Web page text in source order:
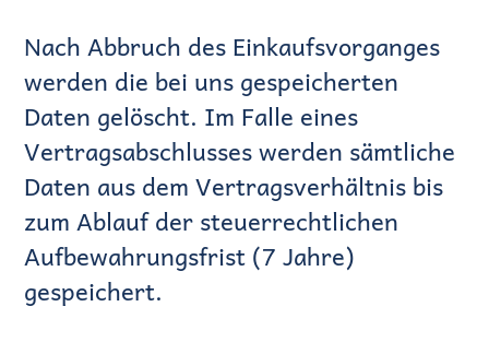
Nach Abbruch des Einkaufsvorganges
werden die bei uns gespeicherten
Daten gelöscht. Im Falle eines
Vertragsabschlusses werden sämtliche
Daten aus dem Vertragsverhältnis bis
zum Ablauf der steuerrechtlichen
Aufbewahrungsfrist (7 Jahre)
gespeichert.